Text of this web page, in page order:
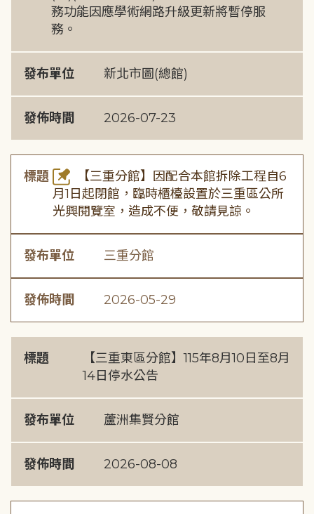
務功能因應學術網路升級更新將暫停服
務。
發布單位 新北市圖(總館)
發佈時間 2026-07-23
標題
【三重分館】因配合本館拆除工程自6
月1日起閉館，臨時櫃檯設置於三重區公所
光興閱覽室，造成不便，敬請見諒。
發布單位 三重分館
發佈時間 2026-05-29
標題
【三重東區分館】115年8月10日至8月
14日停水公告
發布單位 蘆洲集賢分館
發佈時間 2026-08-08